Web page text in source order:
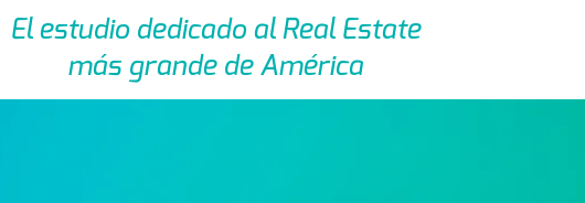
El estudio dedicado al Real Estate
más grande de América